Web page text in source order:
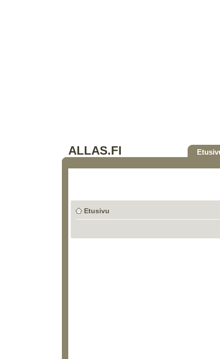
ALLAS.FI
Etusivu